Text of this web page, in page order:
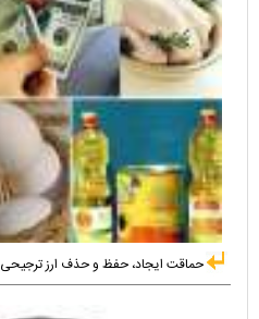
حماقت ایجاد، حفظ و حذف ارز ترجیحی